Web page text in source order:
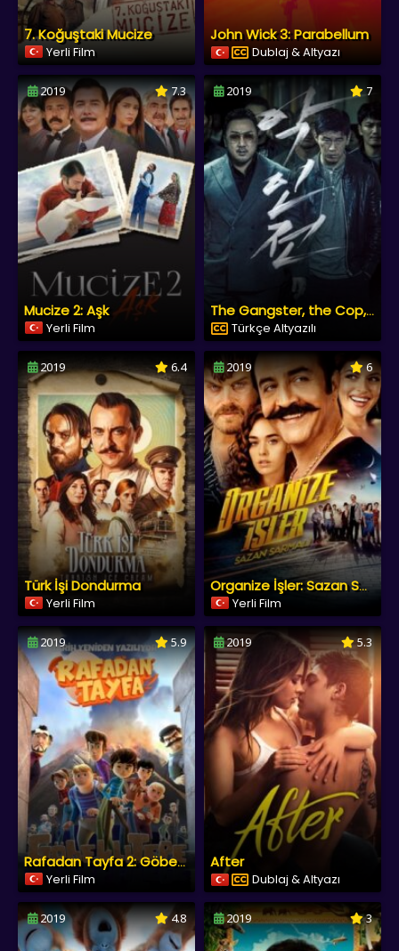
7. Koğuştaki Mucize
Yerli Film
John Wick 3: Parabellum
Dublaj & Altyazı
2019 7.3
Mucize 2: Aşk
Yerli Film
2019 7
The Gangster, the Cop, the Devil
Türkçe Altyazılı
2019 6.4
Türk İşi Dondurma
Yerli Film
2019 6
Organize İşler: Sazan Sarmalı
Yerli Film
2019 5.9
Rafadan Tayfa 2: Göbeklitepe
Yerli Film
2019 5.3
After
Dublaj & Altyazı
2019 4.8 2019 3